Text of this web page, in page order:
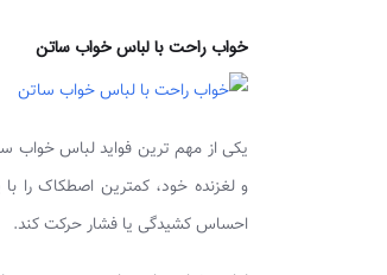
خواب راحت با لباس خواب ساتن
یکی از مهم‌ ترین فواید لباس
و لغزنده خود، کمترین اصطکاک
احساس کشیدگی یا فشار حرکت کند.